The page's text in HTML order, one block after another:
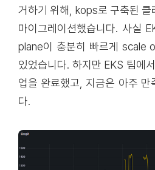
거하기 위해, kops로 구축된 클
마이그레이션했습니다. 사실
plane이 충분히 빠르게 scale
있었습니다. 하지만 EKS 팀에
업을 완료했고, 지금은 아주 만
다.